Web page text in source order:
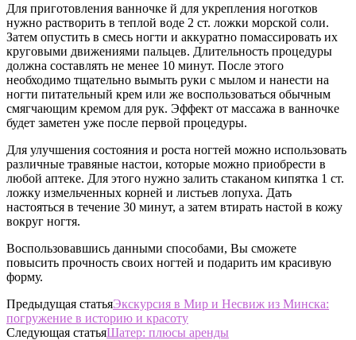
Для приготовления ванночке й для укрепления ноготков
нужно растворить в теплой воде 2 ст. ложки морской соли.
Затем опустить в смесь ногти и аккуратно помассировать их
круговыми движениями пальцев. Длительность процедуры
должна составлять не менее 10 минут. После этого
необходимо тщательно вымыть руки с мылом и нанести на
ногти питательный крем или же воспользоваться обычным
смягчающим кремом для рук. Эффект от массажа в ванночке
будет заметен уже после первой процедуры.
Для улучшения состояния и роста ногтей можно использовать
различные травяные настои, которые можно приобрести в
любой аптеке. Для этого нужно залить стаканом кипятка 1 ст.
ложку измельченных корней и листьев лопуха. Дать
настояться в течение 30 минут, а затем втирать настой в кожу
вокруг ногтя.
Воспользовавшись данными способами, Вы сможете
повысить прочность своих ногтей и подарить им красивую
форму.
Предыдущая статьяЭкскурсия в Мир и Несвиж из Минска:
погружение в историю и красоту
Следующая статьяШатер: плюсы аренды